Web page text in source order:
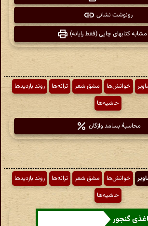
رونوشت نشانی
کتابهای چاپی (فقط رایانه)
خوانش‌ها مشق شعر ترانه‌ها
روند بازدیدها
حاشیه‌ها
محاسبهٔ بسامد واژگان
خوانش‌ها مشق شعر ترانه‌ها
روند بازدیدها
حاشیه‌ها
گنجور